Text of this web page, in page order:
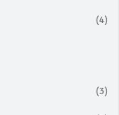
(4)
(3)